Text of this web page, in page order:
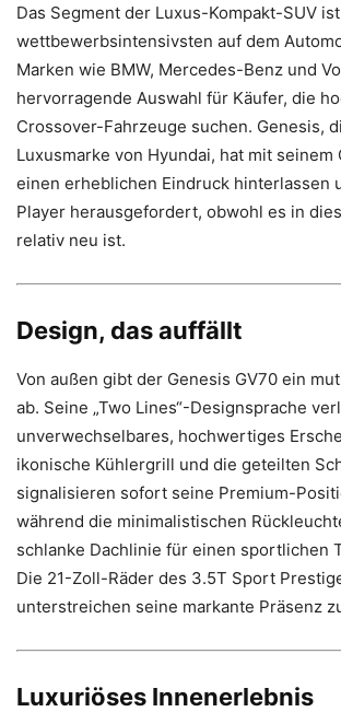
Das Segment der Luxus-Kompakt-SUV
wettbewerbsintensivsten auf dem
Marken wie BMW, Mercedes-Benz und
hervorragende Auswahl für Käufer, die
Crossover-Fahrzeuge suchen. Genesis,
Luxusmarke von Hyundai, hat mit seinem
einen erheblichen Eindruck hinterlassen
Player herausgefordert, obwohl es in
relativ neu ist.
Design, das auffällt
Von außen gibt der Genesis GV70 ein
ab. Seine „Two Lines“-Designsprache
unverwechselbares, hochwertiges
ikonische Kühlergrill und die geteilten
signalisieren sofort seine Premium-
während die minimalistischen
schlanke Dachlinie für einen sportlichen
Die 21-Zoll-Räder des 3.5T Sport
unterstreichen seine markante Präsenz
Luxuriöses Innenerlebnis